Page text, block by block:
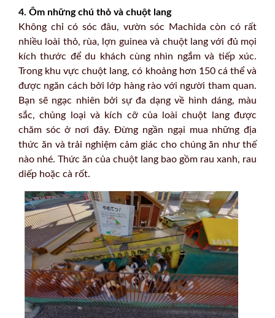
4. Ôm những chú thỏ và chuột lang
Không chỉ có sóc đâu, vườn sóc Machida còn có rất
nhiều loài thỏ, rùa, lợn guinea và chuột lang với đủ mọi
kích thước để du khách cùng nhìn ngắm và tiếp xúc.
Trong khu vực chuột lang, có khoảng hơn 150 cá thể và
được ngăn cách bởi lớp hàng rào với người tham quan.
Bạn sẽ ngạc nhiên bởi sự đa dạng về hình dáng, màu
sắc, chủng loại và kích cỡ của loài chuột lang được
chăm sóc ở nơi đây. Đừng ngần ngại mua những địa
thức ăn và trải nghiệm cảm giác cho chúng ăn như thế
nào nhé. Thức ăn của chuột lang bao gồm rau xanh, rau
diếp hoặc cà rốt.